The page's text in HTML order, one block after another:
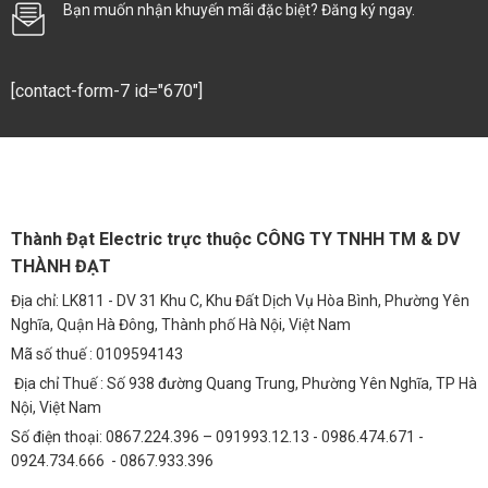
Đường liên thôn, đường làng:
Khu đô thị, khu dân cư: Chiếu sáng công viên, lối đi bộ, sân chơi,
tập kết hàng hóa.
Sân vườn, biệt thự:
thẩm mỹ cho ngôi nhà.
Câu Hỏi Thường Gặp (FAQs)
1. Đèn Năng Lượng 50w (TDL-ND) có mức giá bao
nhiêu?
Giá của đèn năng lượng 50w (TDL-ND) phụ thuộc vào cấu hình và số
Bạn muốn nhận khuyến mãi đặc biệt? Đăng ký ngay.
[contact-form-7 id="670"]
Thành Đạt Electric trực thuộc CÔNG TY TNHH TM & DV
THÀNH ĐẠT
Địa chỉ: LK811 - DV 31 Khu C, Khu Đất Dịch Vụ Hòa Bình, Phường Yên
Nghĩa, Quận Hà Đông, Thành phố Hà Nội, Việt Nam
Mã số thuế : 0109594143
Địa chỉ Thuế : Số 938 đường Quang Trung, Phường Yên Nghĩa, TP Hà
Nội, Việt Nam
Số điện thoại: 0867.224.396 – 091993.12.13 - 0986.474.671 -
0924.734.666 - 0867.933.396